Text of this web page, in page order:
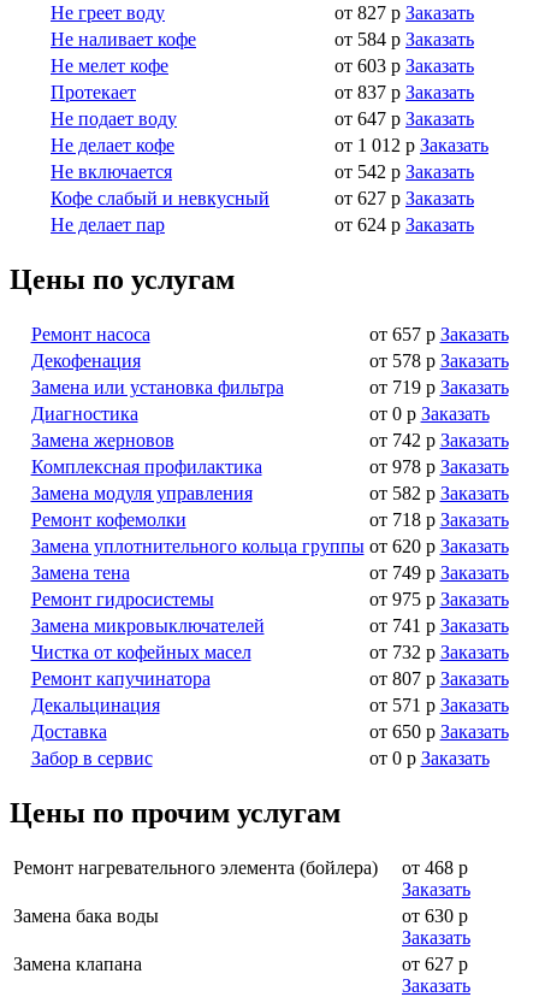
Не греет воду
от 827 р Заказать
Не наливает кофе
от 584 р Заказать
Не мелет кофе
от 603 р Заказать
Протекает
от 837 р Заказать
Не подает воду
от 647 р Заказать
Не делает кофе
от 1 012 р Заказать
Не включается
от 542 р Заказать
Кофе слабый и невкусный
от 627 р Заказать
Не делает пар
от 624 р Заказать
Цены по услугам
Ремонт насоса от 657 р Заказать
Декофенация
от 578 р Заказать
Замена или установка фильтра
от 719 р Заказать
Диагностика
от 0 р Заказать
Замена жерновов
от 742 р Заказать
Комплексная профилактика
от 978 р Заказать
Замена модуля управления
от 582 р Заказать
Ремонт кофемолки
от 718 р Заказать
Замена уплотнительного кольца группы от 620 р Заказать
Замена тена
от 749 р Заказать
Ремонт гидросистемы
от 975 р Заказать
Замена микровыключателей
от 741 р Заказать
Чистка от кофейных масел
от 732 р Заказать
Ремонт капучинатора
от 807 р Заказать
Декальцинация
от 571 р Заказать
Доставка
от 650 р Заказать
Забор в сервис
от 0 р Заказать
Цены по прочим услугам
Ремонт нагревательного элемента (бойлера)
от 468 р
Заказать
Замена бака воды
от 630 р
Заказать
Замена клапана
от 627 р
Заказать